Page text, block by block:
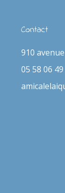
Contact
910
05 58 06